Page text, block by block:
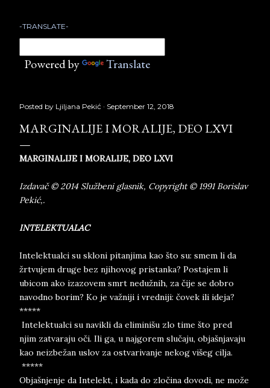
-TRANSLATE-
Powered by Translate
Posted by Ljiljana Pekić September 12, 2018
MARGINALIJE I MORALIJE, DEO LXVI
MARGINALIJE I MORALIJE, DEO LXVI
Izdavač © 2014 Službeni glasnik, Copyright © 1991 Borislav
Pekić,.
INTELEKTUALAC
Intelektualci su skloni pitanjima kao što su: smem li da
žrtvujem druge bez njihovog pristanka? Postajem li
ubicom ako izazovem smrt nedužnih, za čije se dobro
navodno borim? Ko je važniji i vredniji: čovek ili ideja?
*****
Intelektualci su navikli da eliminišu zlo time što pred
njim zatvaraju oči. Ili ga, u najgorem slučaju, objašnjavaju
kao neizbežan uslov za ostvarivanje nekog višeg cilja.
*****
Objašnjenje da Intelekt, i kada do zločina dovodi, ne može